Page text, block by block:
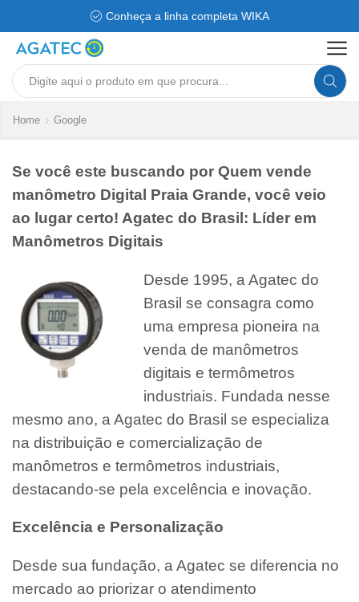
Conheça a linha completa WIKA
Search
Home Google
Se você este buscando por Quem vende
manômetro Digital Praia Grande, você veio
ao lugar certo! Agatec do Brasil: Líder em
Manômetros Digitais
Desde 1995, a Agatec do
Brasil se consagra como
uma empresa pioneira na
venda de manômetros
digitais e termômetros
industriais. Fundada nesse
mesmo ano, a Agatec do Brasil se especializa
na distribuição e comercialização de
manômetros e termômetros industriais,
destacando-se pela excelência e inovação.
Excelência e Personalização
Desde sua fundação, a Agatec se diferencia no
mercado ao priorizar o atendimento